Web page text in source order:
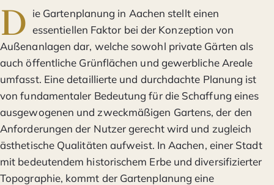
D ie Gartenplanung in Aachen stellt einen
essentiellen Faktor bei der Konzeption von
Außenanlagen dar, welche sowohl private Gärten als
auch öffentliche Grünflächen und gewerbliche Areale
umfasst. Eine detaillierte und durchdachte Planung ist
von fundamentaler Bedeutung für die Schaffung eines
ausgewogenen und zweckmäßigen Gartens, der den
Anforderungen der Nutzer gerecht wird und zugleich
ästhetische Qualitäten aufweist. In Aachen, einer Stadt
mit bedeutendem historischem Erbe und diversifizierter
Topographie, kommt der Gartenplanung eine